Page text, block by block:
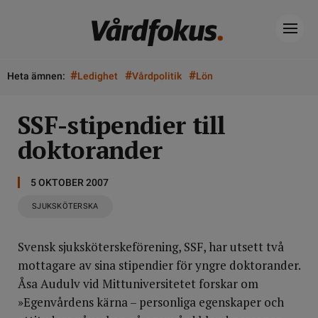
Heta ämnen: #Ledighet #Vårdpolitik #Lön
SSF-stipendier till
doktorander
5 OKTOBER 2007
SJUKSKÖTERSKA
Svensk sjuksköterskeförening, SSF, har utsett två
mottagare av sina stipendier för yngre doktorander.
Åsa Audulv vid Mittuniversitetet forskar om
»Egenvårdens kärna – personliga egenskaper och